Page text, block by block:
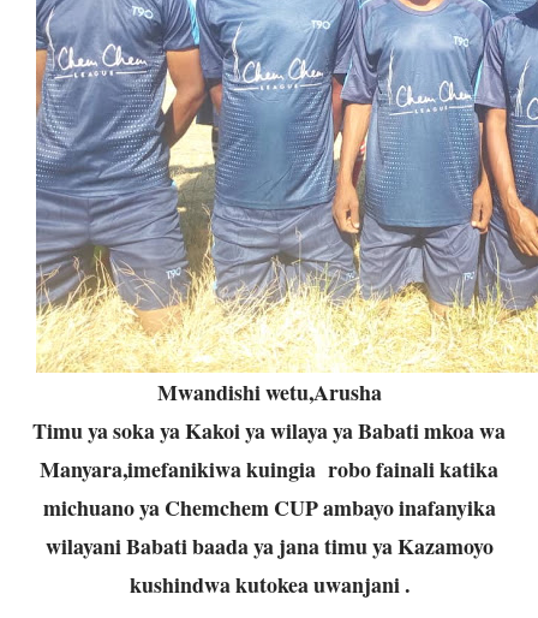
Mwandishi wetu,Arusha
Timu ya soka ya Kakoi ya wilaya ya Babati mkoa wa
Manyara,imefanikiwa kuingia robo fainali katika
michuano ya Chemchem CUP ambayo inafanyika
wilayani Babati baada ya jana timu ya Kazamoyo
kushindwa kutokea uwanjani .